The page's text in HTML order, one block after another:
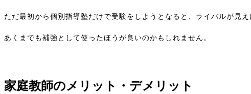
ただ最初から個別指導塾だけで受験をしようとなると、ライバルが見
あくまでも補強として使ったほうが良いのかもしれません。
家庭教師のメリット・デメリット